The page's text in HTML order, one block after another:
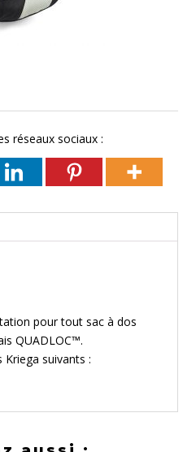
réseaux sociaux :
pour tout sac à dos
QUADLOC™.
Kriega suivants :